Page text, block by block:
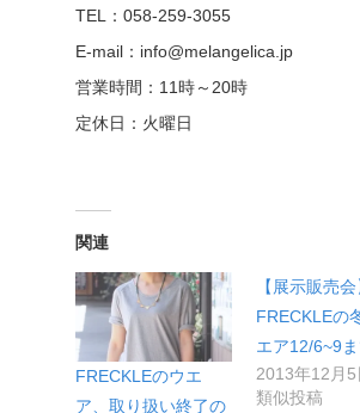
TEL：058-259-3055
E-mail：info@melangelica.jp
営業時間：11時～20時
定休日：火曜日
関連
FRECKLEのウエ
ア、取り扱い終了の
【展示販売会
FRECKLEの
エア12/6~9
2013年12月5
類似投稿